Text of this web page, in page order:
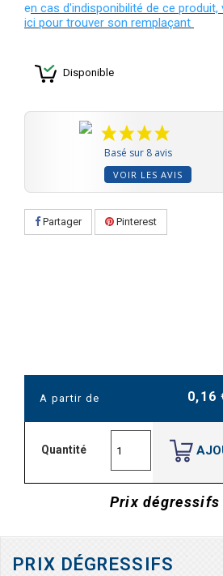
en cas d'indisponibilité de ce
ici pour trouver son remplaçant
Disponible
Basé sur 8 avis
VOIR LES AVIS
Partager Pinterest
A partir de 0,16
Quantité
Prix
PRIX DÉGRESSIFS